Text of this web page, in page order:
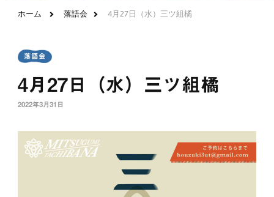
探
ホーム 落語会 4月27日（水）三ツ組橘
落語会
4月27日（水）三ツ組橘
2022年3月31日